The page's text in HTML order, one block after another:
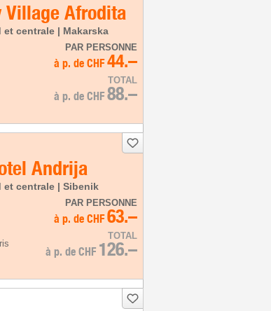
Village Afrodita
et centrale | Makarska
PAR PERSONNE
à p. de CHF 44.–
TOTAL
à p. de CHF 88.–
Andrija
et centrale | Sibenik
PAR PERSONNE
à p. de CHF 63.–
TOTAL
à p. de CHF 126.–